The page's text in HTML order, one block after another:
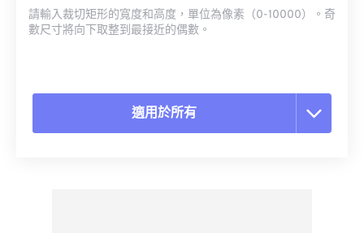
請輸入裁切矩形的寬度和高度，單位為像素（0-10000）。奇
數尺寸將向下取整到最接近的偶數。
適用於所有